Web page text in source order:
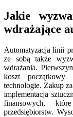
Jakie
wdrażające
Automatyzacja linii
ze sobą także
wdrażania.
koszt
technologie. Zakup
implementacja
finansowych,
przedsiębiorstw.